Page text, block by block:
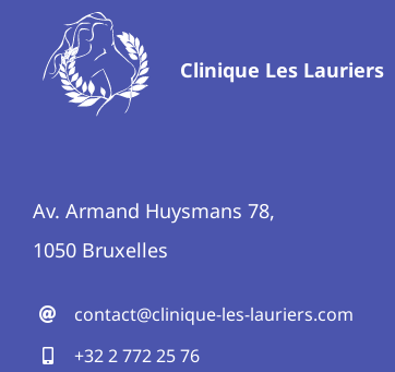
Clinique Les Lauriers
Av. Armand Huysmans 78,
1050 Bruxelles
contact@clinique-les-lauriers.com
+32 2 772 25 76